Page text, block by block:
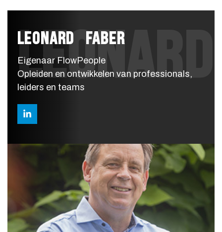
LEONARD FABER
Eigenaar FlowPeople
Opleiden en ontwikkelen van professionals,
leiders en teams
LEONARD